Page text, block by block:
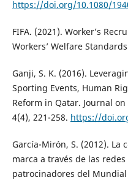
https://doi.org/10.1080/
FIFA. (2021). Worker’s
Workers’ Welfare
Ganji, S. K. (2016).
Sporting Events, Human
Reform in Qatar. Journal
4(4), 221-258. https://
García-Mirón, S. (2012). La
marca a través de las
patrocinadores del